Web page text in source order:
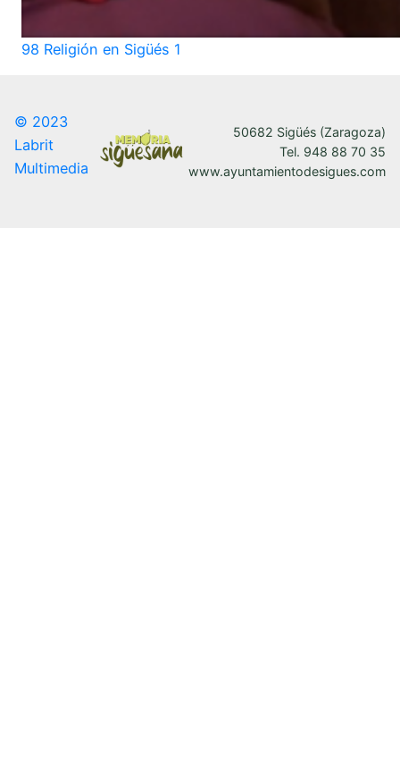
98 Religión en Sigüés 1
© 2023
Labrit
Multimedia
50682 Sigüés (Zaragoza)
Tel. 948 88 70 35
www.ayuntamientodesigues.com